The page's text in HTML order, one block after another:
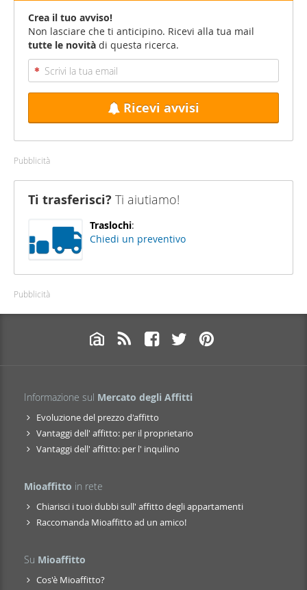
Crea il tuo avviso!
Non lasciare che ti anticipino. Ricevi alla tua mail
tutte le novità di questa ricerca.
Ricevi avvisi
Pubblicità
Ti trasferisci? Ti aiutiamo!
Traslochi:
Chiedi un preventivo
Pubblicità
Informazione sul Mercato degli Affitti
Evoluzione del prezzo d'affitto
Vantaggi dell' affitto: per il proprietario
Vantaggi dell' affitto: per l' inquilino
Mioaffitto in rete
Chiarisci i tuoi dubbi sull' affitto degli appartamenti
Raccomanda Mioaffitto ad un amico!
Su Mioaffitto
Cos'è Mioaffitto?